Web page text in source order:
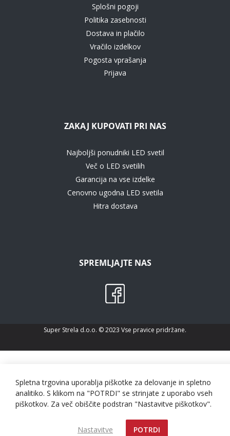
Splošni pogoji
Politika zasebnosti
Dostava in plačilo
Vračilo izdelkov
Pogosta vprašanja
Prijava
ZAKAJ KUPOVATI PRI NAS
Najboljši ponudniki LED svetil
Več o LED svetilih
Garancija na vse izdelke
Cenovno ugodna LED svetila
Hitra dostava
SPREMLJAJTE NAS
Super Strela d.o.o. © 2023 Vse pravice pridržane.
Spletna trgovina uporablja piškotke za delovanje in spletno
analitiko. S klikom na "POTRDI" se strinjate z uporabo vseh
piškotkov. Za več obiščite podstran "Nastavitve piškotkov".
Nastavitve POTRDI